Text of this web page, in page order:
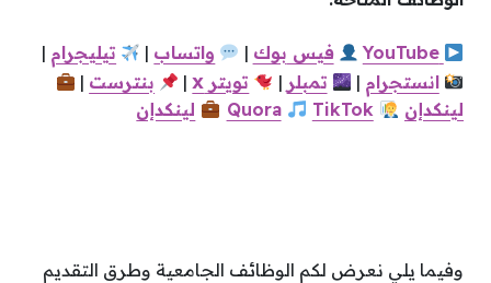
YouTube فيس بوك | واتساب | تيليجرام |
انستجرام | تمبلر | تويتر x
| بنترست |
لينكدإن
Quora TikTok لينكدإن
وفيما يلي نعرض لكم الوظائف الجامعية وطرق التقديم